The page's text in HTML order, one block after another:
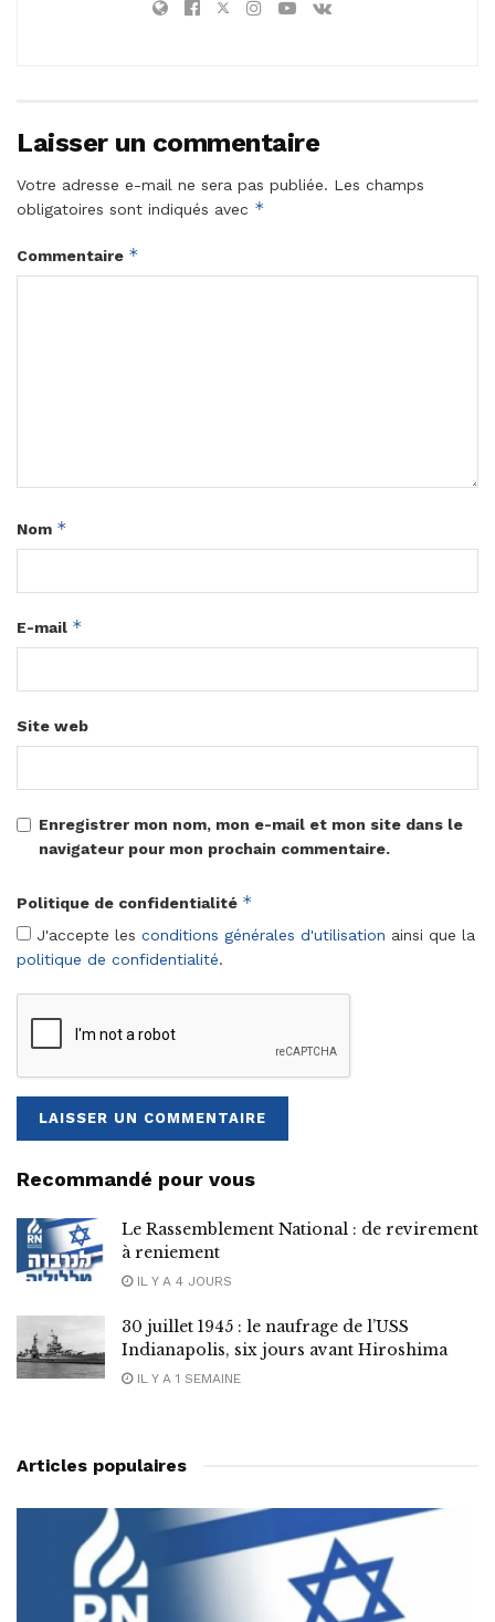
Laisser un commentaire
Votre adresse e-mail ne sera pas publiée. Les champs
obligatoires sont indiqués avec *
Commentaire *
Nom *
E-mail *
Site web
Enregistrer mon nom, mon e-mail et mon site dans le
navigateur pour mon prochain commentaire.
Politique de confidentialité *
J'accepte les conditions générales d'utilisation ainsi que la
politique de confidentialité.
Recommandé pour vous
Le Rassemblement National : de revirement
à reniement
IL Y A 4 JOURS
30 juillet 1945 : le naufrage de l’USS
Indianapolis, six jours avant Hiroshima
IL Y A 1 SEMAINE
Articles populaires